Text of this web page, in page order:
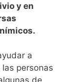
y en
a
personas